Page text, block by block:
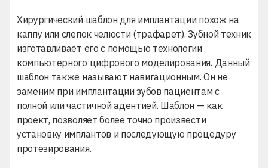
Хирургический шаблон для имплантации похож на
каппу или слепок челюсти (трафарет). Зубной техник
изготавливает его с помощью технологии
компьютерного цифрового моделирования. Данный
шаблон также называют навигационным. Он не
заменим при имплантации зубов пациентам с
полной или частичной адентией. Шаблон — как
проект, позволяет более точно произвести
установку имплантов и последующую процедуру
протезирования.